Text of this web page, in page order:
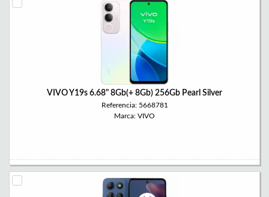
VIVO Y19s 6.68" 8Gb(+ 8Gb) 256Gb Pearl Silver
Referencia: 5668781
Marca: VIVO